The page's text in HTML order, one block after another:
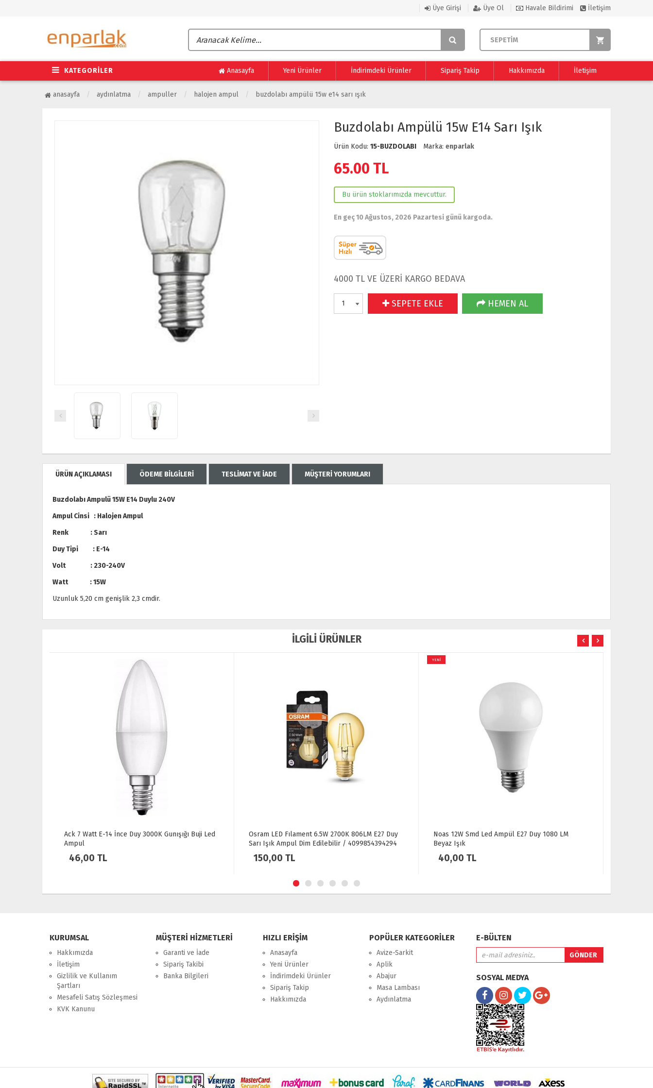
Üye Girişi Üye Ol Havale Bildirimi İletişim
SEPETİM
KATEGORİLER Anasayfa Yeni Ürünler İndirimdeki Ürünler Sipariş Takip Hakkımızda İletişim
anasayfa aydınlatma ampuller halojen ampul buzdolabı ampülü 15w e14 sarı işık
Buzdolabı Ampülü 15w E14 Sarı Işık
Ürün Kodu: 15-BUZDOLABI Marka: enparlak
65.00 TL
Bu ürün stoklarımızda mevcuttur.
En geç 10 Ağustos, 2026 Pazartesi günü kargoda.
4000 TL VE ÜZERİ KARGO BEDAVA
SEPETE EKLE HEMEN AL
ÜRÜN AÇIKLAMASI ÖDEME BİLGİLERİ TESLİMAT VE İADE MÜŞTERİ YORUMLARI
Buzdolabı Ampulü 15W E14 Duylu 240V
Ampul Cinsi : Halojen Ampul
Renk : Sarı
Duy Tipi : E-14
Volt : 230-240V
Watt : 15W
Uzunluk 5,20 cm genişlik 2,3 cmdir.
İLGİLİ ÜRÜNLER
Ack 7 Watt E-14 İnce Duy 3000K Gunışığı Buji Led
Ampul
46,00 TL
Osram LED Fılament 6.5W 2700K 806LM E27 Duy
Sarı Işık Ampul Dim Edilebilir / 4099854394294
150,00 TL
Noas 12W Smd Led Ampül E27 Duy 1080 LM
Beyaz Işık
40,00 TL
KURUMSAL
Hakkımızda
İletişim
Gizlilik ve Kullanım
Şartları
Mesafeli Satış Sözleşmesi
KVK Kanunu
MÜŞTERİ HİZMETLERİ
Garanti ve İade
Sipariş Takibi
Banka Bilgileri
HIZLI ERİŞİM
Anasayfa
Yeni Ürünler
İndirimdeki Ürünler
Sipariş Takip
Hakkımızda
POPÜLER KATEGORİLER
Avize-Sarkit
Aplik
Abajur
Masa Lambası
Aydınlatma
E-BÜLTEN
SOSYAL MEDYA